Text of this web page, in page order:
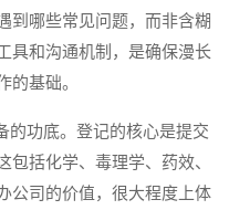
到哪些常见问题，而非含糊
具和沟通机制，是确保漫长
的基础。
功底。登记的核心是提交
括化学、毒理学、药效、
公司的价值，很大程度上体